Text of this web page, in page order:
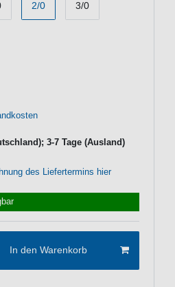
2/0 3/0
3-7 Tage (Ausland)
des Liefertermins hier
In den Warenkorb